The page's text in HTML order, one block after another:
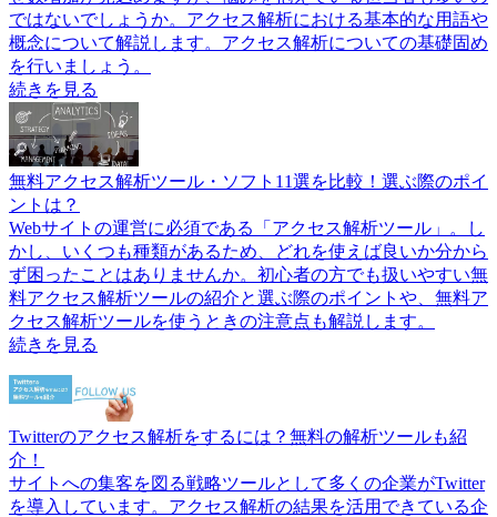
ではないでしょうか。アクセス解析における基本的な用語や
概念について解説します。アクセス解析についての基礎固め
を行いましょう。
続きを見る
無料アクセス解析ツール・ソフト11選を比較！選ぶ際のポイ
ントは？
Webサイトの運営に必須である「アクセス解析ツール」。し
かし、いくつも種類があるため、どれを使えば良いか分から
ず困ったことはありませんか。初心者の方でも扱いやすい無
料アクセス解析ツールの紹介と選ぶ際のポイントや、無料ア
クセス解析ツールを使うときの注意点も解説します。
続きを見る
Twitterのアクセス解析をするには？無料の解析ツールも紹
介！
サイトへの集客を図る戦略ツールとして多くの企業がTwitter
を導入しています。アクセス解析の結果を活用できている企